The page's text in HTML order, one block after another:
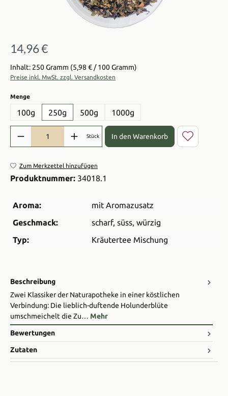
Regulärer Preis:
14,96 €
Inhalt: 250 Gramm (5,98 € / 100 Gramm)
Preise inkl. MwSt. zzgl. Versandkosten
Mengeauswählen
100g 250g 500g 1000g
Produkt Anzahl: Gib den gewünschten Wert ein oder benutze die
Stück In den Warenkorb
Zum Merkzettel hinzufügen
Produktnummer: 34018.1
Aroma:
mit Aromazusatz
Geschmack:
scharf, süss, würzig
Typ:
Kräutertee Mischung
Beschreibung
Zwei Klassiker der Naturapotheke in einer köstlichen
Verbindung: Die lieblich-duftende Holunderblüte
umschmeichelt die Zu… Mehr
Bewertungen
Zutaten